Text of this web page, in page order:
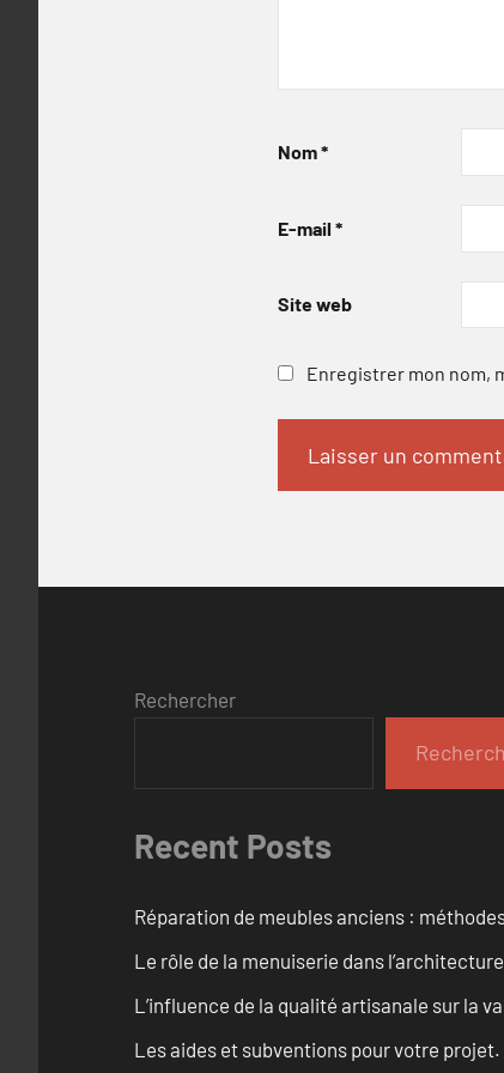
Nom*
E-mail *
Site web
Enregistrer mon nom,
Rechercher
Recent Posts
Réparation de meubles anciens :
Le rôle de la menuiserie dans
L’influence de la qualité artisanale sur la
Les aides et subventions pour votre projet.